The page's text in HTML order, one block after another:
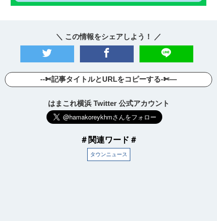
＼ この情報をシェアしよう！ ／
--✄記事タイトルとURLをコピーする-✄—
はまこれ横浜 Twitter 公式アカウント
＃関連ワード＃
タウンニュース